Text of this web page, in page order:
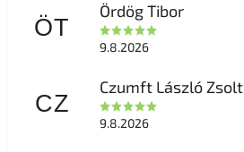
ÖT
Ördög Tibor
9.8.2026
CZ
Czumft László Zsolt
9.8.2026